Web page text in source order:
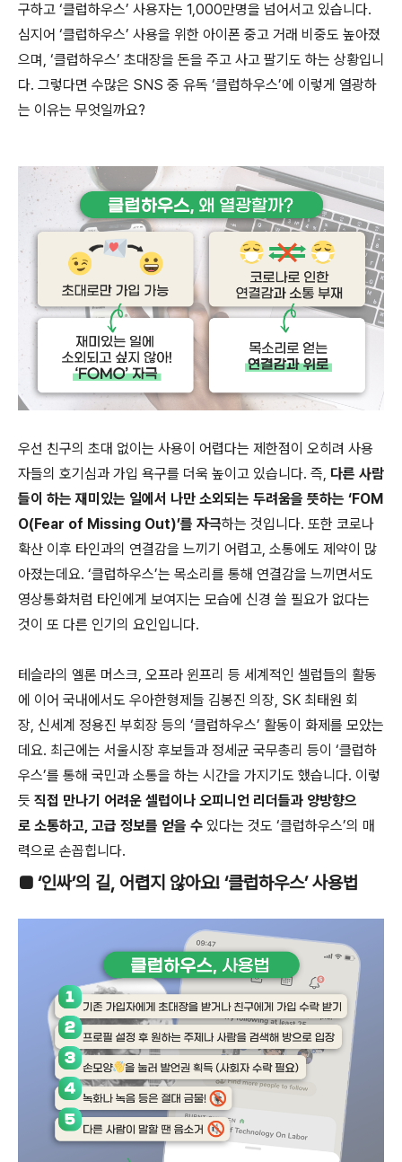
구하고 ‘클럽하우스’ 사용자는 1,000만명을 넘어서고 있습니다.
심지어 ‘클럽하우스’ 사용을 위한 아이폰 중고 거래 비중도 높아졌
으며, ‘클럽하우스’ 초대장을 돈을 주고 사고 팔기도 하는 상황입니
다. 그렇다면 수많은 SNS 중 유독 ‘클럽하우스’에 이렇게 열광하
는 이유는 무엇일까요?
우선 친구의 초대 없이는 사용이 어렵다는 제한점이 오히려 사용
자들의 호기심과 가입 욕구를 더욱 높이고 있습니다. 즉, 다른 사람
들이 하는 재미있는 일에서 나만 소외되는 두려움을 뜻하는 ‘FOM
O(Fear of Missing Out)’를 자극하는 것입니다. 또한 코로나
확산 이후 타인과의 연결감을 느끼기 어렵고, 소통에도 제약이 많
아졌는데요. ‘클럽하우스’는 목소리를 통해 연결감을 느끼면서도
영상통화처럼 타인에게 보여지는 모습에 신경 쓸 필요가 없다는
것이 또 다른 인기의 요인입니다.
테슬라의 엘론 머스크, 오프라 윈프리 등 세계적인 셀럽들의 활동
에 이어 국내에서도 우아한형제들 김봉진 의장, SK 최태원 회
장, 신세계 정용진 부회장 등의 ‘클럽하우스’ 활동이 화제를 모았는
데요. 최근에는 서울시장 후보들과 정세균 국무총리 등이 ‘클럽하
우스’를 통해 국민과 소통을 하는 시간을 가지기도 했습니다. 이렇
듯 직접 만나기 어려운 셀럽이나 오피니언 리더들과 양방향으
로 소통하고, 고급 정보를 얻을 수 있다는 것도 ‘클럽하우스’의 매
력으로 손꼽힙니다.
■ ‘인싸’의 길, 어렵지 않아요! ‘클럽하우스’ 사용법